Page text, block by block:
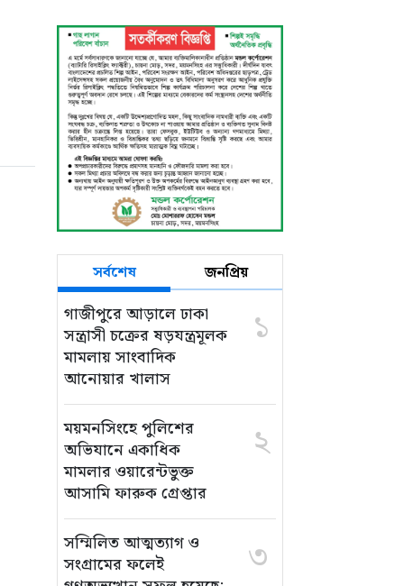
নিরপেক্ষ তদন্তের দাবি
সর্বশেষ জনপ্রিয়
গাজীপুরে আড়ালে ঢাকা
সন্ত্রাসী চক্রের ষড়যন্ত্রমূলক
মামলায় সাংবাদিক
আনোয়ার খালাস
১
ময়মনসিংহে পুলিশের
অভিযানে একাধিক
মামলার ওয়ারেন্টভুক্ত
আসামি ফারুক গ্রেপ্তার
২
সম্মিলিত আত্মত্যাগ ও
সংগ্রামের ফলেই
৩